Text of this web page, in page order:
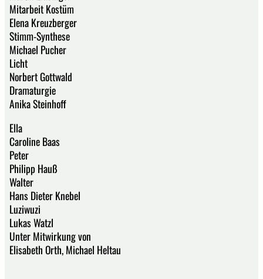
Mitarbeit Kostüm
Elena Kreuzberger
Stimm-Synthese
Michael Pucher
Licht
Norbert Gottwald
Dramaturgie
Anika Steinhoff
Ella
Caroline Baas
Peter
Philipp Hauß
Walter
Hans Dieter Knebel
Luziwuzi
Lukas Watzl
Unter Mitwirkung von
Elisabeth Orth, Michael Heltau